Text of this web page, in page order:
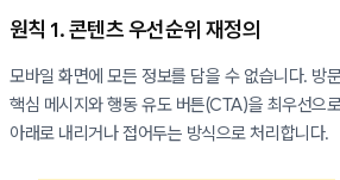
원칙 1. 콘텐츠 우선순위 재정의
모바일 화면에 모든 정보를 담을 수 없습니다. 방
핵심 메시지와 행동 유도 버튼(CTA)을 최우선으
아래로 내리거나 접어두는 방식으로 처리합니다.